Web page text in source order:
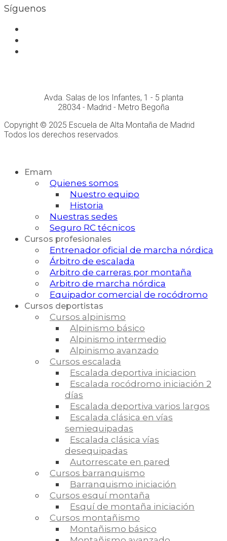
Síguenos
Avda. Salas de los Infantes, 1 - 5 planta
28034 - Madrid - Metro Begoña
Copyright © 2025 Escuela de Alta Montaña de Madrid
Todos los derechos reservados.
Emam
Quienes somos
Nuestro equipo
Historia
Nuestras sedes
Seguro RC técnicos
Cursos profesionales
Entrenador oficial de marcha nórdica
Árbitro de escalada
Arbitro de carreras por montaña
Arbitro de marcha nórdica
Equipador comercial de rocódromo
Cursos deportistas
Cursos alpinismo
Alpinismo básico
Alpinismo intermedio
Alpinismo avanzado
Cursos escalada
Escalada deportiva iniciacion
Escalada rocódromo iniciación 2
días
Escalada deportiva varios largos
Escalada clásica en vías
semiequipadas
Escalada clásica vías
desequipadas
Autorrescate en pared
Cursos barranquismo
Barranquismo iniciación
Cursos esquí montaña
Esquí de montaña iniciación
Cursos montañismo
Montañismo básico